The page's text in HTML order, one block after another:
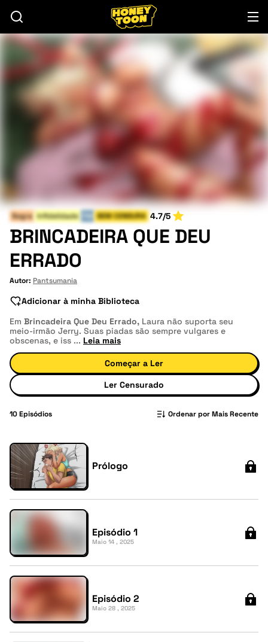
Sogra Infidelidade SEM CENSURA 4.7/5
BRINCADEIRA QUE DEU
ERRADO
Autor: Pantsumania
Adicionar à minha Biblioteca
Em Brincadeira Que Deu Errado, Laura não suporta seu
meio-irmão Jerry. Suas piadas são sempre vulgares e
obscenas, e iss ... Leia mais
Começar a Ler
Ler Censurado
10Episódios Ordenar por Mais Recente
Prólogo
Episódio 1
Maio 14 , 2025
Episódio 2
Maio 28 , 2025